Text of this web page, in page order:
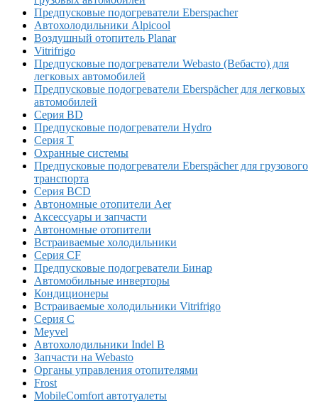
Предпусковые подогреватели Eberspacher
Автохолодильники Alpicool
Воздушный отопитель Planar
Vitrifrigo
Предпусковые подогреватели Webasto (Вебасто) для
легковых автомобилей
Предпусковые подогреватели Eberspächer для легковых
автомобилей
Серия BD
Предпусковые подогреватели Hydro
Серия T
Охранные системы
Предпусковые подогреватели Eberspächer для грузового
транспорта
Серия BCD
Автономные отопители Аer
Аксессуары и запчасти
Автономные отопители
Встраиваемые холодильники
Серия CF
Предпусковые подогреватели Бинар
Автомобильные инверторы
Кондиционеры
Встраиваемые холодильники Vitrifrigo
Серия C
Meyvel
Автохолодильники Indel B
Запчасти на Webasto
Органы управления отопителями
Frost
MobileComfort автотуалеты